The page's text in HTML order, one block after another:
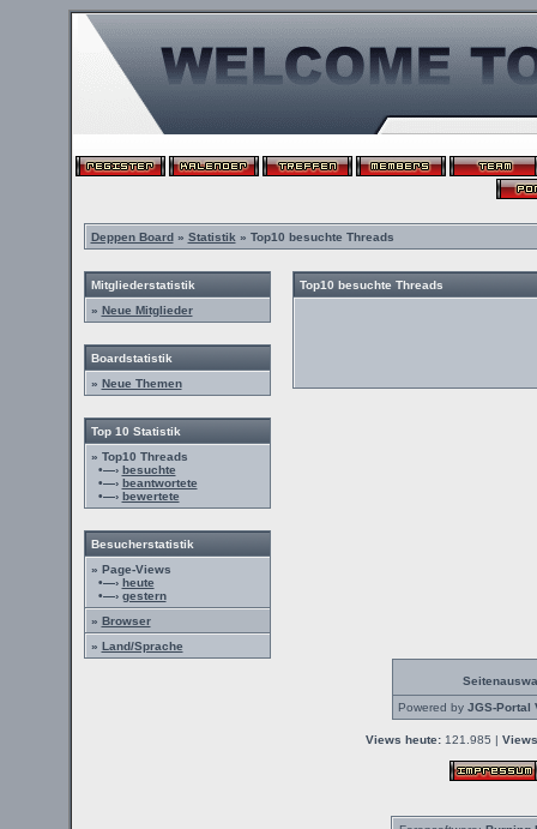
Deppen Board» Statistik » Top10 besuchte Threads
Mitgliederstatistik
» Neue Mitglieder
Boardstatistik
» Neue Themen
Top 10 Statistik
» Top10 Threads
•—› besuchte
•—› beantwortete
•—› bewertete
Besucherstatistik
» Page-Views
•—› heute
•—› gestern
» Browser
» Land/Sprache
Top10 besuchte Threads
Powered by JGS-Portal
Views heute:121.985 |